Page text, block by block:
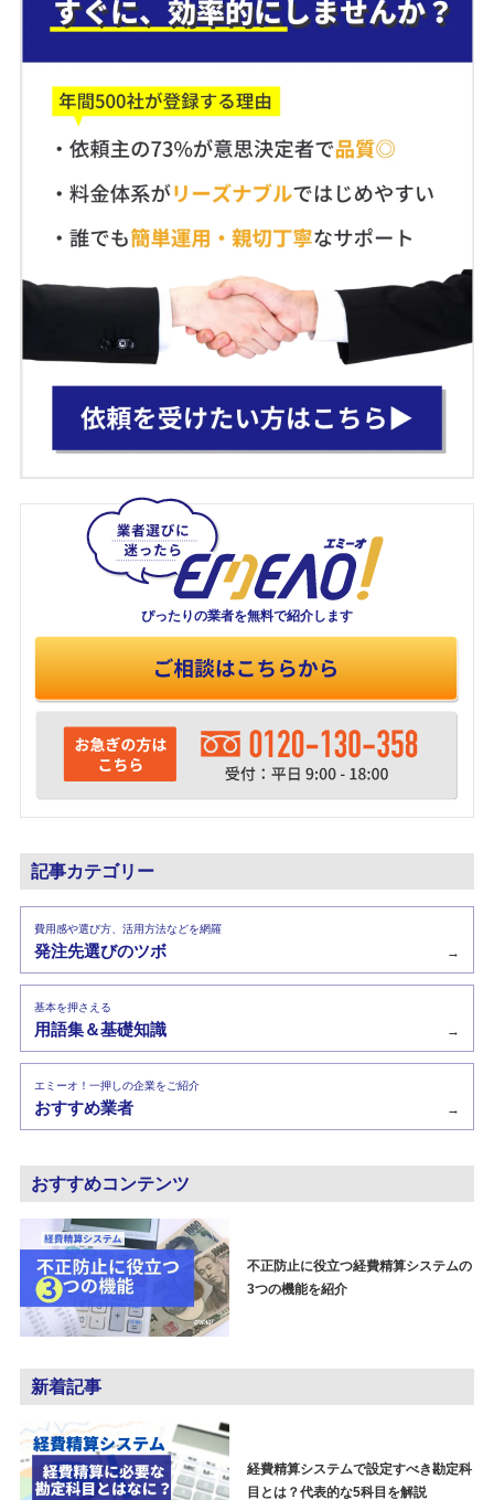
ぴったりの業者を無料で紹介します
記事カテゴリー
費用感や選び方、活用方法などを網羅
発注先選びのツボ →
基本を押さえる
用語集＆基礎知識 →
エミーオ！一押しの企業をご紹介
おすすめ業者 →
おすすめコンテンツ
不正防止に役立つ経費精算システムの
3つの機能を紹介
新着記事
経費精算システムで設定すべき勘定科
目とは？代表的な5科目を解説